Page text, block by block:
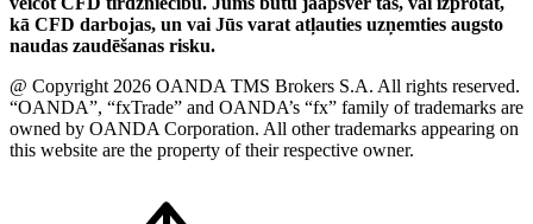
kā CFD darbojas, un vai Jūs varat atļauties uzņemties augsto
naudas zaudēšanas risku.
@ Copyright 2026 OANDA TMS Brokers S.A. All rights reserved.
“OANDA”, “fxTrade” and OANDA’s “fx” family of trademarks are
owned by OANDA Corporation. All other trademarks appearing on
this website are the property of their respective owner.